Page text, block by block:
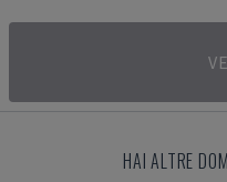
HAI ALTRE